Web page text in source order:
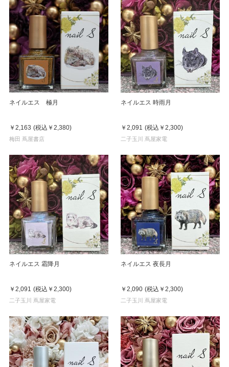
ネイルエス 極月
￥2,163 (税込 ￥2,380)
梅田 蔦屋書店
ネイルエス 時雨月
￥2,091 (税込 ￥2,300)
二子玉川 蔦屋家電
ネイルエス 霜降月
￥2,091 (税込 ￥2,300)
二子玉川 蔦屋家電
ネイルエス 夜長月
￥2,090 (税込 ￥2,300)
二子玉川 蔦屋家電